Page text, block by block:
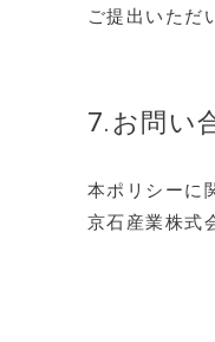
ご提出いただ
7.お問い
本ポリシーに
京石産業株